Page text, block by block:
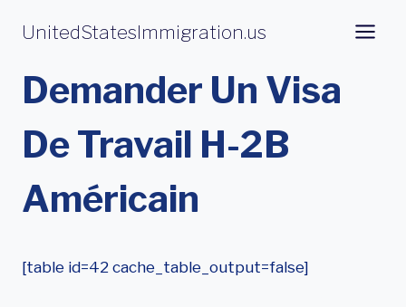
UnitedStatesImmigration.us
Demander Un Visa
De Travail H-2B
Américain
[table id=42 cache_table_output=false]